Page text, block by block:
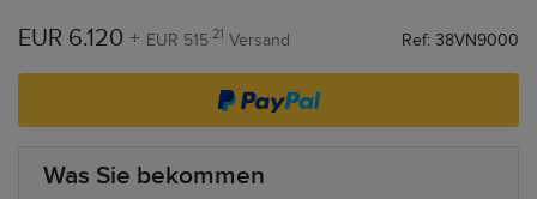
EUR 6.120 + EUR 515.21 Versand Ref: 38VN9000
Was Sie bekommen